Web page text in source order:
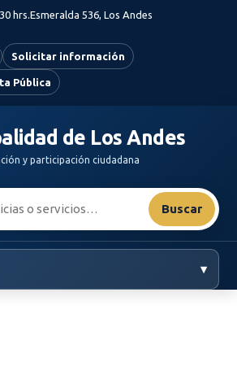
hrs.Esmeralda 536, Los Andes
Solicitar información
Pública
de Los Andes
y participación ciudadana
Buscar
▾